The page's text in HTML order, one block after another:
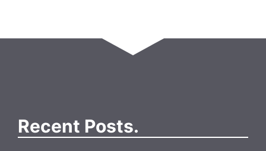
Recent Posts.